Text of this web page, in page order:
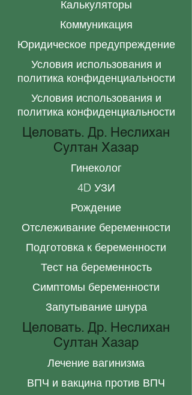
Калькуляторы
Коммуникация
Юридическое предупреждение
Условия использования и
политика конфиденциальности
Условия использования и
политика конфиденциальности
Целовать. Др. Неслихан
Султан Хазар
Гинеколог
4D УЗИ
Рождение
Отслеживание беременности
Подготовка к беременности
Тест на беременность
Симптомы беременности
Запутывание шнура
Целовать. Др. Неслихан
Султан Хазар
Лечение вагинизма
ВПЧ и вакцина против ВПЧ